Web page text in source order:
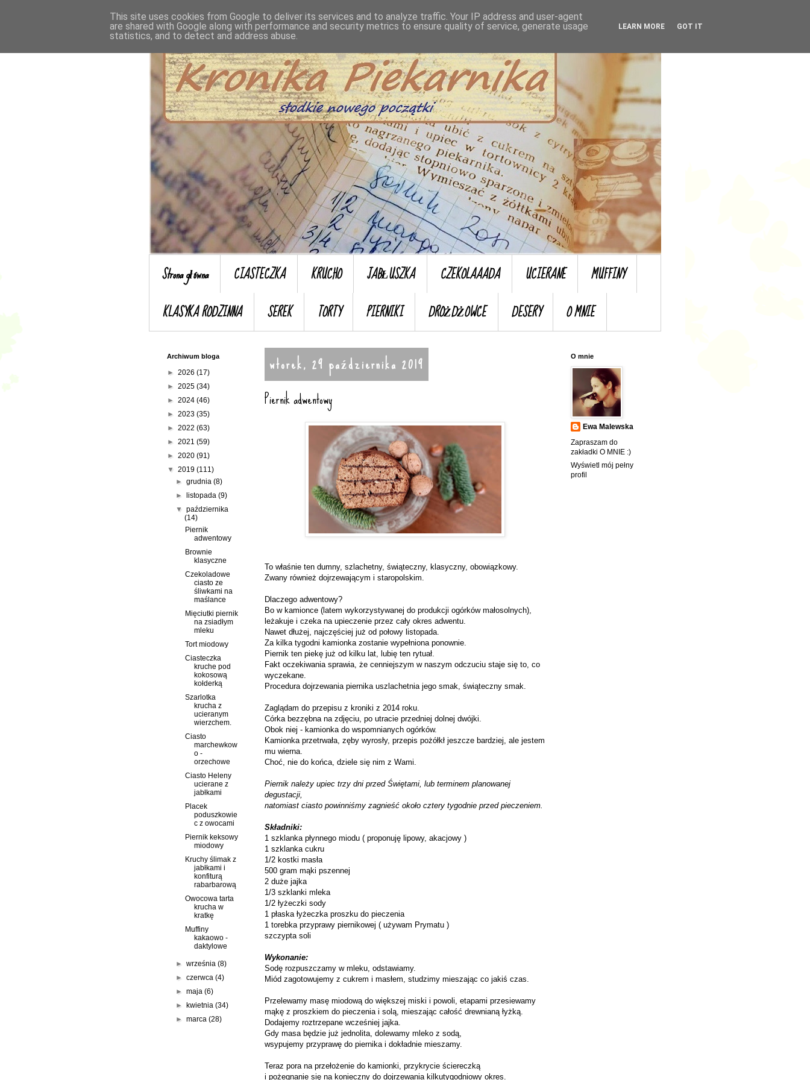
Strona główna CIASTECZKA KRUCHO JABŁUSZKA CZEKOLAAADA UCIERANE
MUFFINY
KLASYKA RODZINNA
SEREK TORTY PIERNIKI DROŻDŻOWCE DESERY O MNIE
wtorek, 29 października 2019
Piernik adwentowy
To właśnie ten dumny, szlachetny, świąteczny, klasyczny, obowiązkowy.
Zwany również dojrzewającym i staropolskim.
Dlaczego adwentowy?
Bo w kamionce (latem wykorzystywanej do produkcji ogórków małosolnych),
leżakuje i czeka na upieczenie przez cały okres adwentu.
Nawet dłużej, najczęściej już od połowy listopada.
Za kilka tygodni kamionka zostanie wypełniona ponownie.
Piernik ten piekę już od kilku lat, lubię ten rytuał.
Fakt oczekiwania sprawia, że cenniejszym w naszym odczuciu staje się to, co
wyczekane.
Procedura dojrzewania piernika uszlachetnia jego smak, świąteczny smak.
Zaglądam do przepisu z kroniki z 2014 roku.
Córka bezzębna na zdjęciu, po utracie przedniej dolnej dwójki.
Obok niej - kamionka do wspomnianych ogórków.
Kamionka przetrwała, zęby wyrosły, przepis pożółkł jeszcze bardziej, ale jestem
mu wierna.
Choć, nie do końca, dziele się nim z Wami.
Piernik należy upiec trzy dni przed Świętami, lub terminem planowanej
degustacji,
natomiast ciasto powinniśmy zagnieść około cztery tygodnie przed pieczeniem.
Składniki:
1 szklanka płynnego miodu ( proponuję lipowy, akacjowy )
1 szklanka cukru
1/2 kostki masła
500 gram mąki pszennej
2 duże jajka
1/3 szklanki mleka
1/2 łyżeczki sody
1 płaska łyżeczka proszku do pieczenia
1 torebka przyprawy piernikowej ( używam Prymatu )
szczypta soli
Wykonanie:
Sodę rozpuszczamy w mleku, odstawiamy.
Miód zagotowujemy z cukrem i masłem, studzimy mieszając co jakiś czas.
Przelewamy masę miodową do większej miski i powoli, etapami przesiewamy
mąkę z proszkiem do pieczenia i solą, mieszając całość drewnianą łyżką.
Dodajemy roztrzepane wcześniej jajka.
Gdy masa będzie już jednolita, dolewamy mleko z sodą,
wsypujemy przyprawę do piernika i dokładnie mieszamy.
Teraz pora na przełożenie do kamionki, przykrycie ściereczką
i pożegnanie się na konieczny do dojrzewania kilkutygodniowy okres.
Archiwum bloga
► 2026 (17)
► 2025 (34)
► 2024 (46)
► 2023 (35)
► 2022 (63)
► 2021 (59)
► 2020 (91)
▼ 2019 (111)
►grudnia(8)
►
listopada(9)
▼października
(14)
Piernik
adwentowy
Brownie
klasyczne
Czekoladowe
ciasto ze
śliwkami na
maślance
Mięciutki piernik
na zsiadłym
mleku
Tort miodowy
Ciasteczka
kruche pod
kokosową
kołderką
Szarlotka
krucha z
ucieranym
wierzchem.
Ciasto
marchewkow
o -
orzechowe
Ciasto Heleny
ucierane z
jabłkami
Placek
poduszkowie
c z owocami
Piernik keksowy
miodowy
Kruchy ślimak z
jabłkami i
konfiturą
rabarbarową
Owocowa tarta
krucha w
kratkę
Muffiny
kakaowo -
daktylowe
►września(8)
►czerwca(4)
►maja(6)
► kwietnia(34)
►marca(28)
O mnie
Ewa Malewska
Zapraszam do
zakładki O MNIE :)
Wyświetl mój pełny
profil
This site uses cookies from Google to deliver its services and to analyze traffic. Your IP address and user-agent
are shared with Google along with performance and security metrics to ensure quality of service, generate usage
statistics, and to detect and address abuse.
LEARN MORE GOT IT